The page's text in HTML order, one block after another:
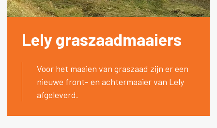
Lely graszaadmaaiers
Voor het maaien van graszaad zijn er een
nieuwe front- en achtermaaier van Lely
afgeleverd.